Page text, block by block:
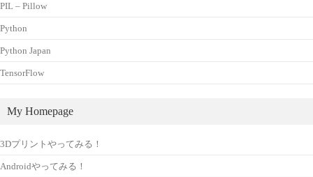
PIL – Pillow
Python
Python Japan
TensorFlow
My Homepage
3Dプリントやってみる！
Androidやってみる！